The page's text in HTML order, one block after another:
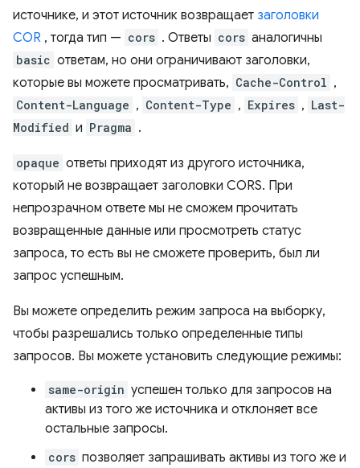
источнике, и этот источник возвращает заголовки
COR , тогда тип — cors . Ответы cors аналогичны
basic ответам, но они ограничивают заголовки,
которые вы можете просматривать, Cache-Control ,
Content-Language , Content-Type , Expires , Last-
Modified и Pragma .
opaque ответы приходят из другого источника,
который не возвращает заголовки CORS. При
непрозрачном ответе мы не сможем прочитать
возвращенные данные или просмотреть статус
запроса, то есть вы не сможете проверить, был ли
запрос успешным.
Вы можете определить режим запроса на выборку,
чтобы разрешались только определенные типы
запросов. Вы можете установить следующие режимы:
same-origin успешен только для запросов на
активы из того же источника и отклоняет все
остальные запросы.
cors позволяет запрашивать активы из того же и